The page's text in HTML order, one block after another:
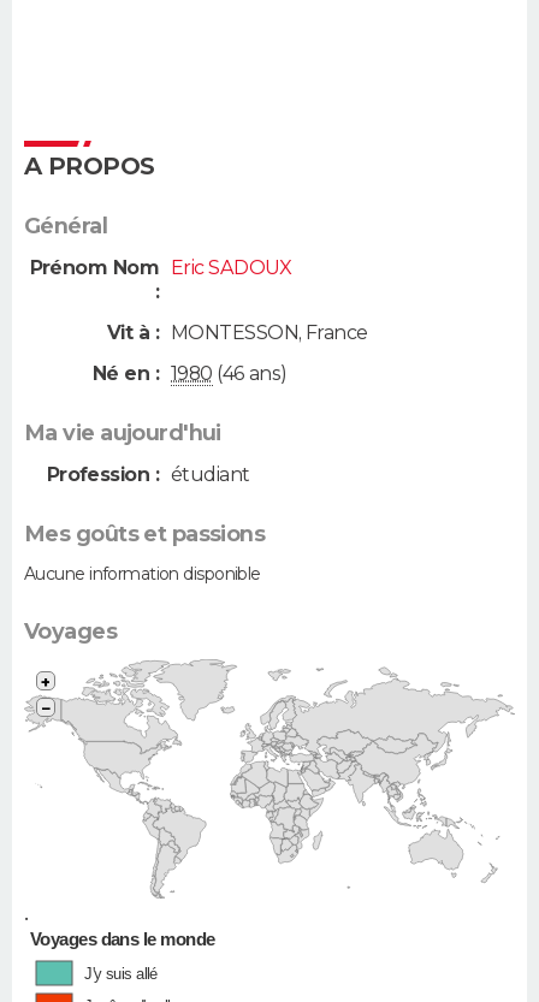
A PROPOS
Général
Prénom Nom
:
Eric SADOUX
Vit à : MONTESSON, France
Né en : 1980 (46 ans)
Ma vie aujourd'hui
Profession : étudiant
Mes goûts et passions
Aucune information disponible
Voyages
•
+
−
Voyages dans le monde
J'y suis allé